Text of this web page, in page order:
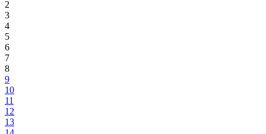
2
3
4
5
6
7
8
9
10
11
12
13